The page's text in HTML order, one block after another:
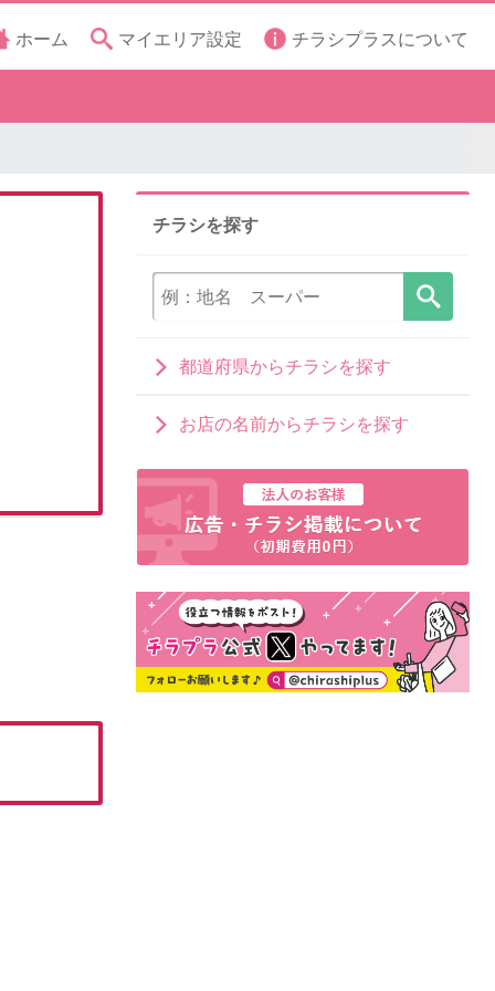
ホーム マイエリア設定 チラシプラスについて
チラシを探す
都道府県からチラシを探す
お店の名前からチラシを探す